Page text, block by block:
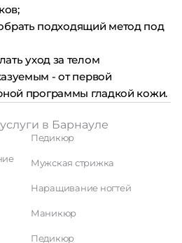
подходящий метод под
уход за телом
- от первой
программы гладкой кожи.
в Барнауле
Педикюр
Мужская стрижка
Наращивание ногтей
Маникюр
Педикюр